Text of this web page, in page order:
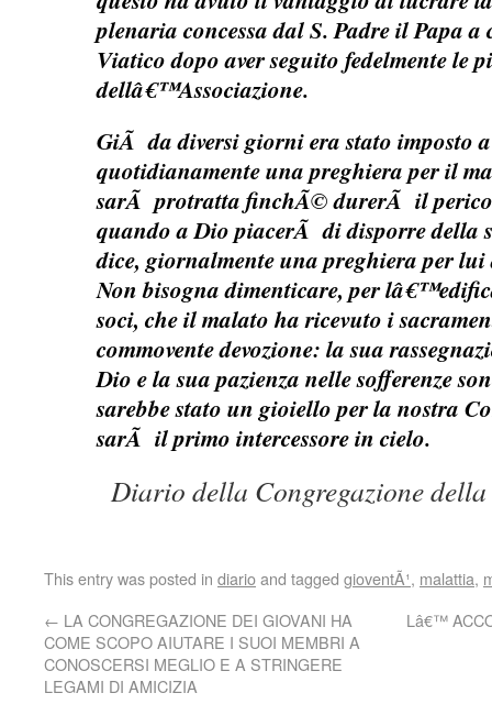
plenaria concessa dal S. Padre il Papa
Viatico dopo aver seguito fedelmente le
dellâ€™Associazione.
GiÃ da diversi giorni era stato imposto
quotidianamente una preghiera per il
sarÃ protratta finchÃ© durerÃ il
quando a Dio piacerÃ di disporre della
dice, giornalmente una preghiera per
Non bisogna dimenticare, per
soci, che il malato ha ricevuto i
commovente devozione: la sua
Dio e la sua pazienza nelle sofferenze
sarebbe stato un gioiello per la nostra
sarÃ il primo intercessore in cielo.
Diario della Congregazione
This entry was posted in diarioand tagged gioventÃ¹, malattia,
← LA CONGREGAZIONE DEI GIOVANI HA
COME SCOPO AIUTARE I SUOI MEMBRI A
CONOSCERSI MEGLIO E A STRINGERE
LEGAMI DI AMICIZIA
Lâ€™